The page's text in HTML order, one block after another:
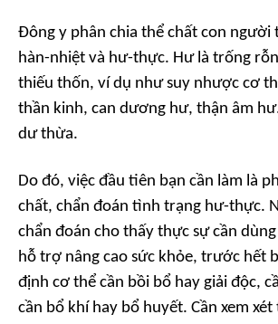
Đông y phân chia thể chất con người
hàn-nhiệt và hư-thực. Hư là trống
thiếu thốn, ví dụ như suy nhược cơ
thần kinh, can dương hư, thận âm
dư thừa.
Do đó, việc đầu tiên bạn cần làm là
chất, chẩn đoán tình trạng hư-thực.
chẩn đoán cho thấy thực sự cần dùng
hỗ trợ nâng cao sức khỏe, trước hết
định cơ thể cần bồi bổ hay giải độc,
cần bổ khí hay bổ huyết. Cần xem